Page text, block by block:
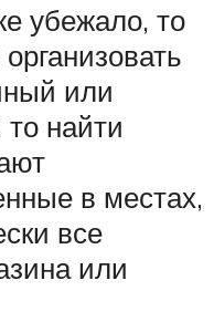
убежало, то
или
найти
в местах,
все
или